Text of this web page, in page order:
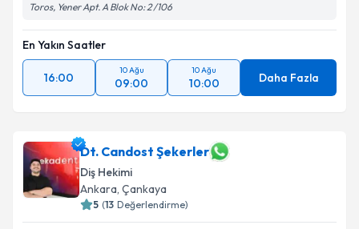
Toros, Yener Apt. A Blok No: 2 /106
En Yakın Saatler
16:00
10 Ağu
09:00
10 Ağu
10:00 Daha Fazla
Dt. Candost Şekerler
Diş Hekimi
Ankara, Çankaya
5 (13 Değerlendirme)